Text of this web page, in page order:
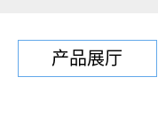
产品展厅